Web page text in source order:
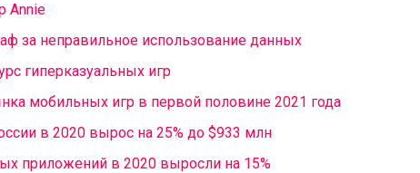
Annie
за неправильное использование данных
гиперказуальных игр
мобильных игр в первой половине 2021 года
в 2020 вырос на 25% до $933 млн
приложений в 2020 выросли на 15%